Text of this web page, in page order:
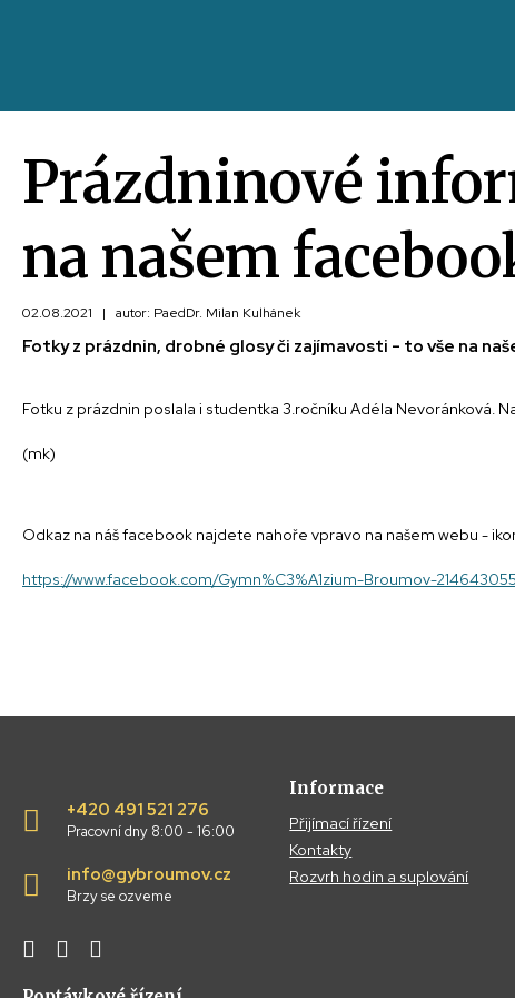
Prázdninové
na našem
02.08.2021 | autor: PaedDr. Milan Kulhánek
Fotky z prázdnin, drobné glosy či zajímavosti - to vše na
Fotku z prázdnin poslala i studentka 3.ročníku Adéla Nevoránková.
(mk)
Odkaz na náš facebook najdete nahoře vpravo na našem webu -
https://www.facebook.com/Gymn%C3%A1zium-Broumov-
+420 491 521 276
Pracovní dny 8:00 - 16:00
info@gybroumov.cz
Brzy se ozveme
Informace
Přijímací řízení
Kontakty
Rozvrh hodin a suplování